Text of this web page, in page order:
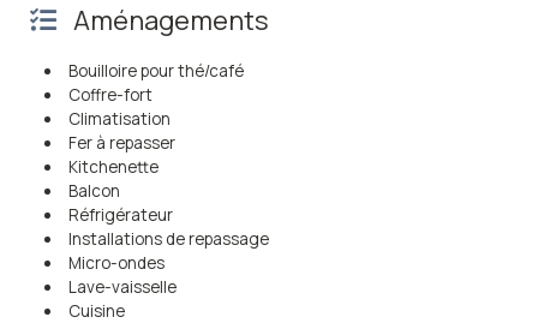
Aménagements
Bouilloire pour thé/café
Coffre-fort
Climatisation
Fer à repasser
Kitchenette
Balcon
Réfrigérateur
Installations de repassage
Micro-ondes
Lave-vaisselle
Cuisine